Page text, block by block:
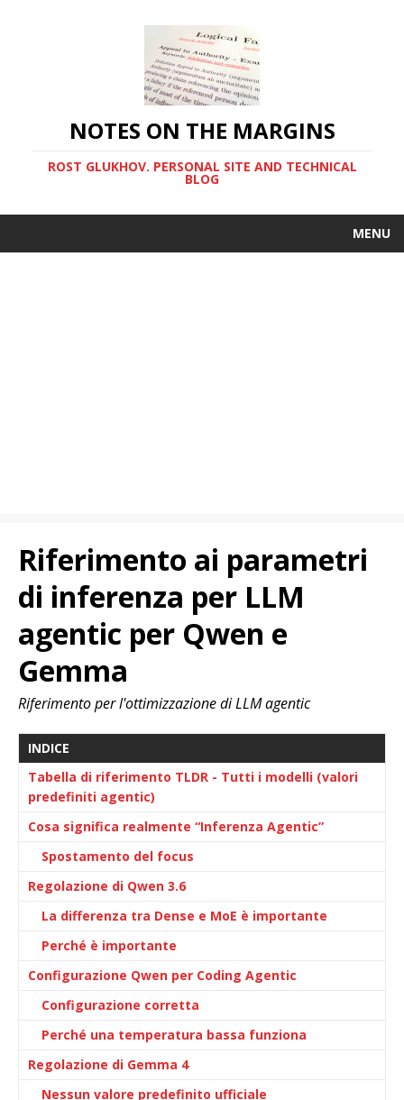
NOTES ON THE MARGINS
ROST GLUKHOV. PERSONAL SITE AND TECHNICAL
BLOG
MENU
Riferimento ai parametri
di inferenza per LLM
agentic per Qwen e
Gemma
Riferimento per l'ottimizzazione di LLM agentic
INDICE
Tabella di riferimento TLDR - Tutti i modelli (valori
predefiniti agentic)
Cosa significa realmente “Inferenza Agentic”
Spostamento del focus
Regolazione di Qwen 3.6
La differenza tra Dense e MoE è importante
Perché è importante
Configurazione Qwen per Coding Agentic
Configurazione corretta
Perché una temperatura bassa funziona
Regolazione di Gemma 4
Nessun valore predefinito ufficiale